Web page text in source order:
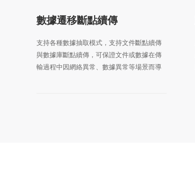
數據遷移斷點續傳
支持各種數據抽取模式，支持文件斷點續傳
與數據庫斷點續傳，可保證文件或數據在傳
輸過程中因網絡異常、數據異常等場景而導